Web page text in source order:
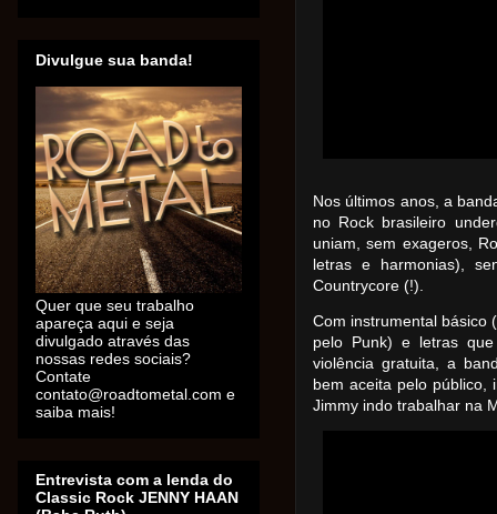
Nos últimos anos, a
no Rock brasileiro
uniam, sem exageros,
letras e harmonias),
Countrycore (!).
Com instrumental básico
pelo Punk) e letras
violência gratuita, a
bem aceita pelo público,
Jimmy indo trabalhar na
Divulgue sua banda!
Quer que seu trabalho
apareça aqui e seja
divulgado através das
nossas redes sociais?
Contate
contato@roadtometal.com e
saiba mais!
Entrevista com a lenda do
Classic Rock JENNY HAAN